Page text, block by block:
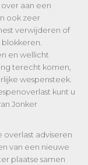
aan een
ook zeer
verwijderen of
en wellicht
terecht komen,
wespensteek.
kunt u
Jonker
overlast adviseren
van een nieuwe
plaatse samen